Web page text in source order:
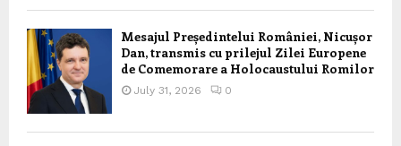
Mesajul Președintelui României, Nicușor
Dan, transmis cu prilejul Zilei Europene
de Comemorare a Holocaustului Romilor
July 31, 2026 0